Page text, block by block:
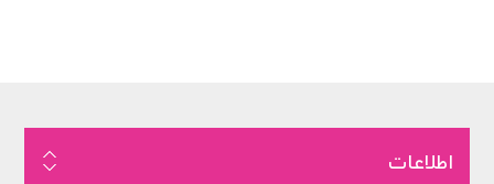
اطلاعات